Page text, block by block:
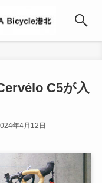
C5が入
年4月12日